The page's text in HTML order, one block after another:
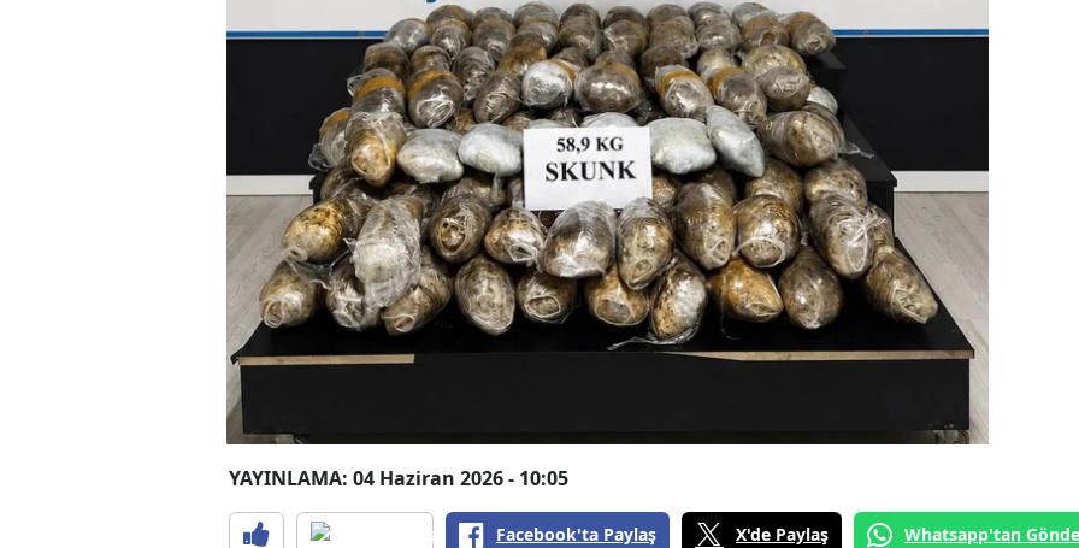
YAYINLAMA: 04 Haziran 2026 - 10:05
Facebook'ta Paylaş X'de Paylaş Whatsapp'tan